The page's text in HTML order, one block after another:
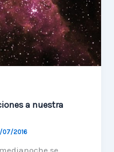
a nuestra
07/2016
se